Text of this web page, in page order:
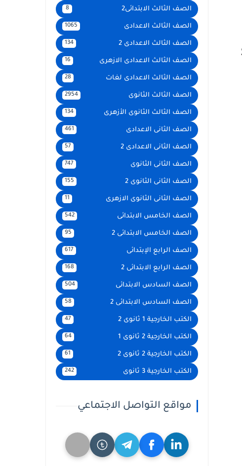
الصف الثالث الابتدائى2 8
الصف الثالث الاعدادى 1065
الصف الثالث الاعدادى 2 134
الصف الثالث الاعدادى الازهرى 16
الصف الثالث الاعدادى لغات 28
الصف الثالث الثانوى 2954
الصف الثالث الثانوى الأزهرى 134
الصف الثانى الاعدادى 461
الصف الثانى الاعدادى 2 57
الصف الثانى الثانوى 747
الصف الثانى الثانوى 2 155
الصف الثانى الثانوى الازهرى 11
الصف الخامس الابتدائى 542
الصف الخامس الابتدائى 2 95
الصف الرابع الإبتدائى 617
الصف الرابع الابتدائى 2 168
الصف السادس الابتدائى 504
الصف السادس الابتدائى 2 58
الكتب الخارجية 1 ثانوى 2 47
الكتب الخارجية 2 ثانوى 1 64
الكتب الخارجية 2 ثانوى 2 61
الكتب الخارجية 3 ثانوى 242
مواقع التواصل الاجتماعي